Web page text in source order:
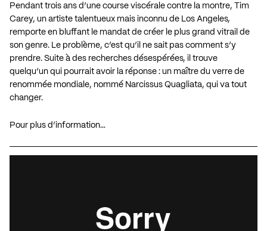
Pendant trois ans d’une course viscérale contre la montre, Tim
Carey, un artiste talentueux mais inconnu de Los Angeles,
remporte en bluffant le mandat de créer le plus grand vitrail de
son genre. Le problème, c’est qu’il ne sait pas comment s’y
prendre. Suite à des recherches désespérées, il trouve
quelqu’un qui pourrait avoir la réponse : un maître du verre de
renommée mondiale, nommé Narcissus Quagliata, qui va tout
changer.
Pour plus d’information…